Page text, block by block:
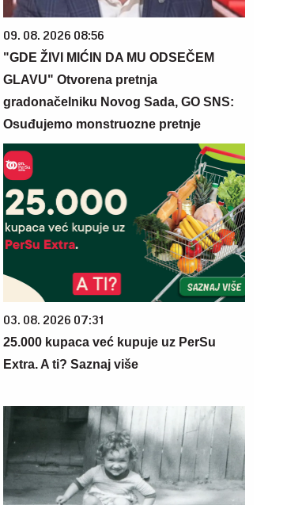
09. 08. 2026 08:56
"GDE ŽIVI MIĆIN DA MU ODSEČEM
GLAVU" Otvorena pretnja
gradonačelniku Novog Sada, GO SNS:
Osuđujemo monstruozne pretnje
03. 08. 2026 07:31
25.000 kupaca već kupuje uz PerSu
Extra. A ti? Saznaj više